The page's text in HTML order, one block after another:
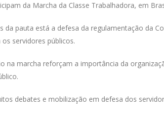
da Marcha da Classe Trabalhadora, em
da pauta está a defesa da regulamentação da
servidores públicos.
na marcha reforçam a importância da
debates e mobilização em defesa dos